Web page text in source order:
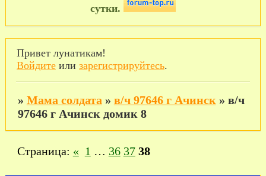
сутки.
Привет лунатикам!
Войдитеили зарегистрируйтесь.
» Мама солдата » в/ч 97646 г Ачинск » в/ч
97646 г Ачинск домик 8
Страница: « 1 … 36 37 38